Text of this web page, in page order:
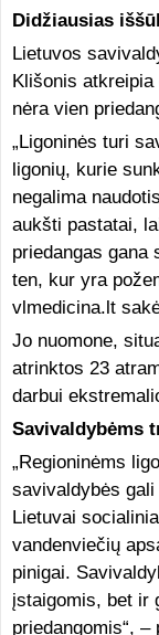
Didžiausias
Lietuvos
Klišonis
nėra vien
„Ligoninės turi
ligonių, kurie
negalima
aukšti pastatai,
priedangas gana
ten, kur yra
vlmedicina.lt
Jo nuomone,
atrinktos 23
darbui
Savivaldybėms
„Regioninėms
savivaldybės gali
Lietuvai
vandenviečių
pinigai.
įstaigomis, bet ir
priedangomis“,